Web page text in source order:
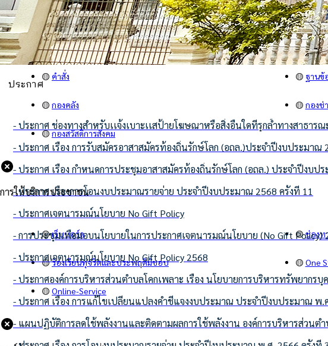
🟡แผนพัฒนา 🟡ข้อบั
🟡บริหารงานบุคคล 🟡งานกิ
🟡 คำสั่ง 🟡 ฐานข้
🟡 กองคลัง 🟡 กองช่
🟡กองสวัสดิการสังคม
การให้บริการประชาชน
🟡เว็บบอร์ด 🟡ช่องท
🟡ร้องเรียนทุจริตและประพฤติมิชอบ 🟡 One
🟡 Online-Service
ประกาศ
- ประกาศ ช่องทางสำหรับเเจ้งเบาะเเสป้ายโฆษณาหรือสิ่งอื่นใดที่รุกล้ำทางสาธา
- ประกาศ เรื่อง การรับสมัครอาสาสมัครท้องถิ่นรักษ์โลก (อถล.)ประจำปีงบประมาณ
- ประกาศ เรื่อง กำหนดการประชุมอาสาสมัครท้องถิ่นรักษ์โลก (อถล.) ประจำปีงบป
- ประกาศ เรื่องการโอนงบประมาณรายจ่าย ประจำปีงบประมาณ 2568 ครั้งที่ 11
- ประกาศเจตนารมณ์นโยบาย No Gift Policy
- การประชุมเพื่อมอบนโยบายในการประกาศเจตนารมณ์นโยบาย (No Gift Policy)
- ประกาศเจตนารมณ์นโยบาย No Gift Policy 2568
- ประกาศองค์การบริหารส่วนตำบลโคกเพลาะ เรื่อง นโยบายการบริหารทรัพยากร
- ประกาศ เรื่อง การแก้ไขเปลี่ยนแปลงคำชี้แจงงบประมาณ ประจำปีงบประมาณ พ.
- แผนปฏิบัติการลดใช้พลังงานและติดตามผลการใช้พลังงาน องค์การบริหารส่วนตำ